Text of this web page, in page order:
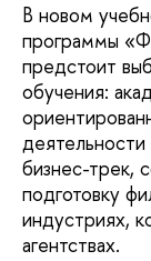
В новом
программы
предстоит
обучения:
бизнес-трек,
подготовку
индустриях,
агентствах.